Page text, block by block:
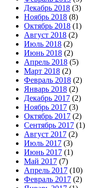
Декабрь 2018 (3)
Ноябрь 2018 (8)
Октябрь 2018 (1)
Август 2018 (2)
Июль 2018 (2)
Июнь 2018 (2)
Апрель 2018 (5)
Март 2018 (2)
Февраль 2018 (2)
Январь 2018 (2)
Декабрь 2017 (2)
Ноябрь 2017 (3)
Октябрь 2017 (2)
Сентябрь 2017 (1)
Август 2017 (2)
Июль 2017 (3)
Июнь 2017 (1)
Май 2017 (7)
Апрель 2017 (10)
Февраль 2017 (2)